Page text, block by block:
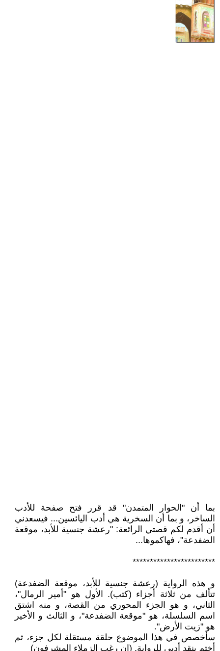
بما أن "الحوار المتمدن" قد قرر فتح صفحة للأدب
الساخر، و بما أن السخرية هي أدب اليائسين... فيسعدني
أن أقدم لكم قصتي الرائعة: "رعشة جنسية للأبد، موقعة
الضفدعة"، فهاكموها...
************************
و هذه الرواية (رعشة جنسية للأبد، موقعة الضفدعة)
تتألف من ثلاثة أجزاء (كتب). الأول هو "أمير الرمال"،
الثاني، و هو الجزء المحوري من القصة، و منه اشتق
اسم السلسلة، هو "موقعة الضفدعة"، و الثالث و الأخير
هو "زيت الأرض".
سأخصص في هذا الموضوع حلقة مستقلة لكل جزء، ثم
أختم بنقد أدبي للرواية. (إن رغب الزملاء المشرفون)